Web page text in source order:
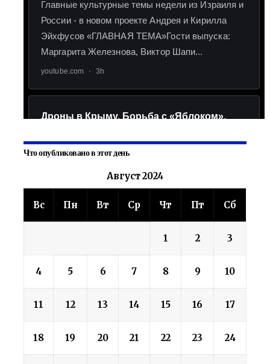
Что опубликовано в этот день
Август 2024
Вс Пн Вт Ср Чт Пт Сб
1 2 3
4 5 6 7 8 9 10
11 12 13 14 15 16 17
18 19 20 21 22 23 24